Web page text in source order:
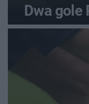
Dwa gole